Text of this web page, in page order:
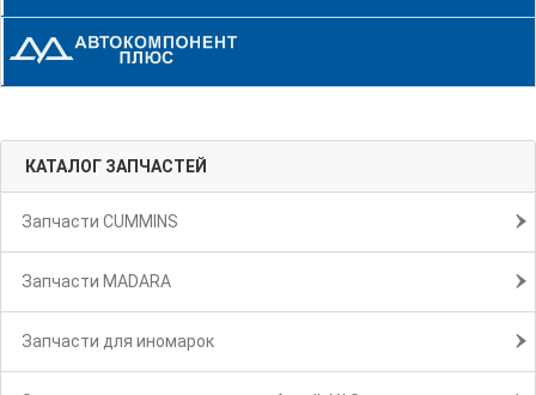
КАТАЛОГ ЗАПЧАСТЕЙ
Запчасти CUMMINS
Запчасти MADARA
Запчасти для иномарок